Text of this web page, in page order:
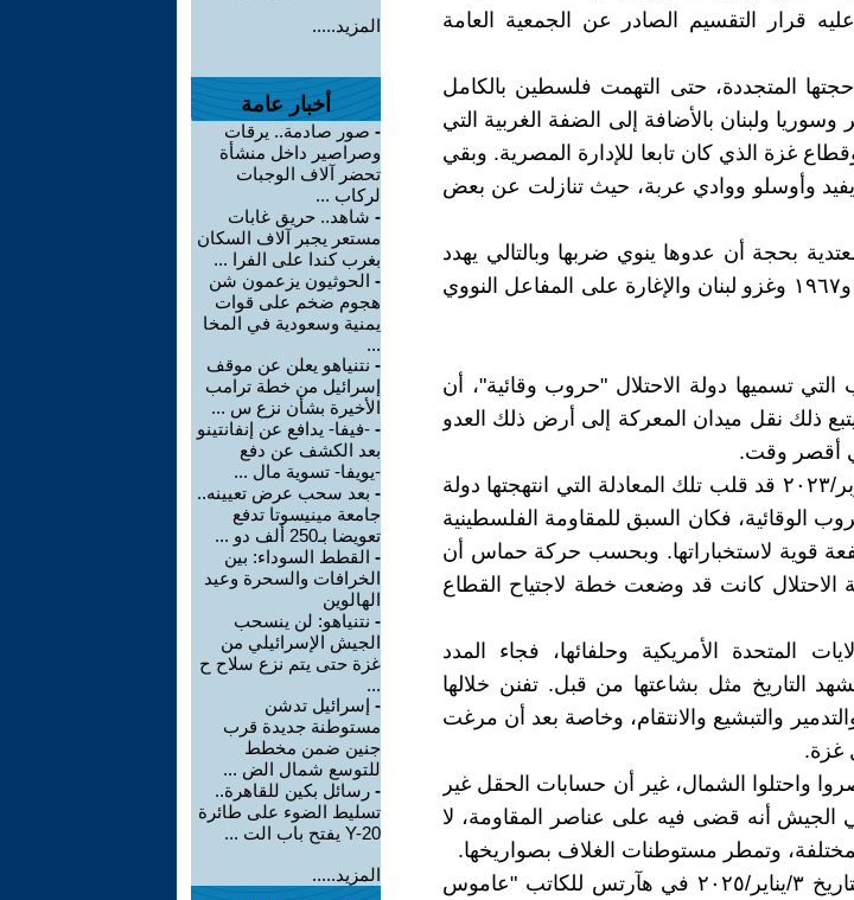
قرار التقسيم الصادر عن الجمعية العامة
المتجددة، حتى التهمت فلسطين بالكامل
ولبنان بالأضافة إلى الضفة الغربية التي
غزة الذي كان تابعا للإدارة المصرية. وبقي
وأوسلو ووادي عربة، حيث تنازلت عن بعض
بحجة أن عدوها ينوي ضربها وبالتالي يهدد
أمنها ووجودها. كما حدث في ١٩٥٦ و١٩٦٧ وغزو لبنان والإغارة على المفاعل النووي
تسميها دولة الاحتلال "حروب وقائية"، أن
ذلك نقل ميدان المعركة إلى أرض ذلك العدو
أقصر وقت.
غير أن ما حدث في السابع من أكتوبر/٢٠٢٣ قد قلب تلك المعادلة التي انتهجتها دولة
الوقائية، فكان السبق للمقاومة الفلسطينية
قوية لاستخباراتها. وبحسب حركة حماس أن
الاحتلال كانت قد وضعت خطة لاجتياح القطاع
المتحدة الأمريكية وحلفائها، فجاء المدد
التاريخ مثل بشاعتها من قبل. تفنن خلالها
والتبشيع والانتقام، وخاصة بعد أن مرغت
غزة.
واحتلوا الشمال، غير أن حسابات الحقل غير
الجيش أنه قضى فيه على عناصر المقاومة، لا
وتمطر مستوطنات الغلاف بصواريخها.
ويؤكد ذلك ما جاء في مقال نشر بتاريخ ٣/يناير/٢٠٢٥ في هآرتس للكاتب "عاموس
المزيد.....
أخبار عامة
- صور صادمة.. يرقات
وصراصير داخل منشأة
تحضر آلاف الوجبات
لركاب ...
- شاهد.. حريق غابات
مستعر يجبر آلاف السكان
بغرب كندا على الفرا ...
- الحوثيون يزعمون شن
هجوم ضخم على قوات
يمنية وسعودية في المخا
...
- نتنياهو يعلن عن موقف
إسرائيل من خطة ترامب
الأخيرة بشأن نزع س ...
- -فيفا- يدافع عن إنفانتينو
بعد الكشف عن دفع
-يويفا- تسوية مال ...
- بعد سحب عرض تعيينه..
جامعة مينيسوتا تدفع
تعويضا بـ250 ألف دو ...
- القطط السوداء: بين
الخرافات والسحرة وعيد
الهالوين
- نتنياهو: لن ينسحب
الجيش الإسرائيلي من
غزة حتى يتم نزع سلاح ح
...
- إسرائيل تدشن
مستوطنة جديدة قرب
جنين ضمن مخطط
للتوسع شمال الض ...
- رسائل بكين للقاهرة..
تسليط الضوء على طائرة
Y-20 يفتح باب الت ...
المزيد.....